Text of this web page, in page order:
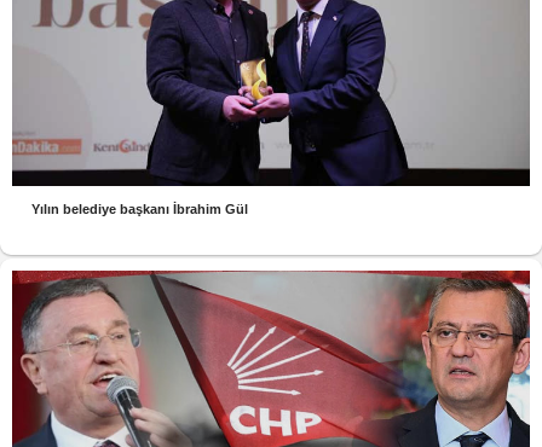
Yılın belediye başkanı İbrahim Gül